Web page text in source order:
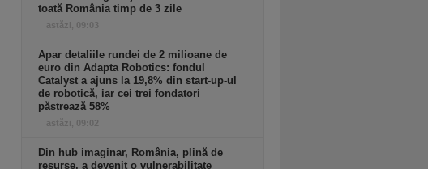
toată România timp de 3 zile
astăzi, 09:03
Apar detaliile rundei de 2 milioane de
euro din Adapta Robotics: fondul
Catalyst a ajuns la 19,8% din start-up-ul
de robotică, iar cei trei fondatori
păstrează 58%
astăzi, 09:02
Din hub imaginar, România, plină de
resurse, a devenit o vulnerabilitate